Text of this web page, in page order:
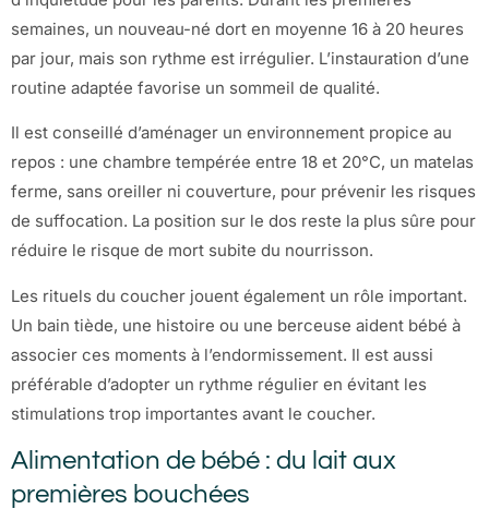
semaines, un nouveau-né dort en moyenne 16 à 20 heures
par jour, mais son rythme est irrégulier. L’instauration d’une
routine adaptée favorise un sommeil de qualité.
Il est conseillé d’aménager un environnement propice au
repos : une chambre tempérée entre 18 et 20°C, un matelas
ferme, sans oreiller ni couverture, pour prévenir les risques
de suffocation. La position sur le dos reste la plus sûre pour
réduire le risque de mort subite du nourrisson.
Les rituels du coucher jouent également un rôle important.
Un bain tiède, une histoire ou une berceuse aident bébé à
associer ces moments à l’endormissement. Il est aussi
préférable d’adopter un rythme régulier en évitant les
stimulations trop importantes avant le coucher.
Alimentation de bébé : du lait aux
premières bouchées